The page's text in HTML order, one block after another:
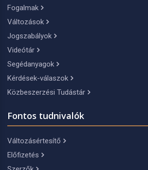
Fogalmak
Változások
Jogszabályok
Videótár
Segédanyagok
Kérdések-válaszok
Közbeszerzési Tudástár
Fontos tudnivalók
Változásértesítő
Előfizetés